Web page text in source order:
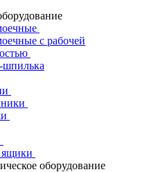
с рабочей
шпилька
оборудование